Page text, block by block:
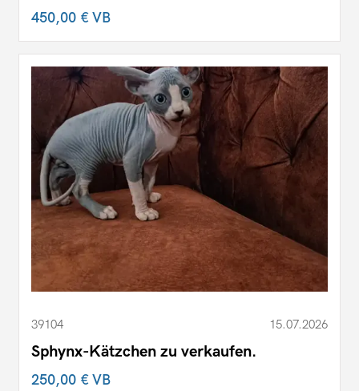
450,00 €VB
39104 15.07.2026
Sphynx-Kätzchen zu verkaufen.
250,00 €VB